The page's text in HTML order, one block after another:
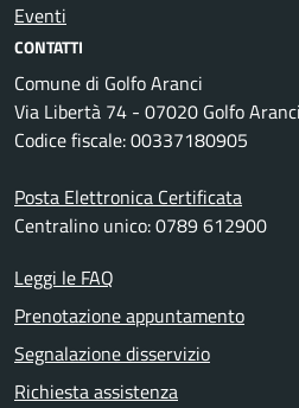
Eventi
CONTATTI
Comune di Golfo Aranci
Via Libertà 74 - 07020 Golfo
Codice fiscale: 00337180905
Posta Elettronica Certificata
Centralino unico: 0789 612900
Leggi le FAQ
Prenotazione appuntamento
Segnalazione disservizio
Richiesta assistenza